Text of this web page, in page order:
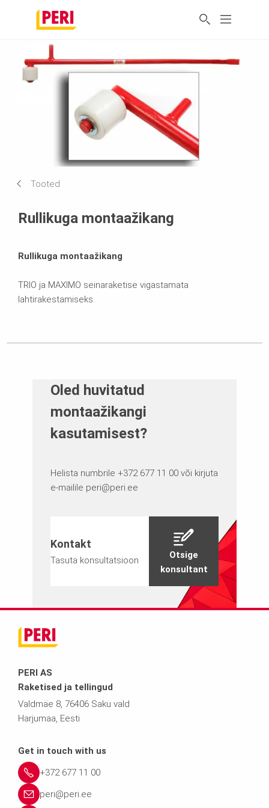
Tooted
Rullikuga montaažikang
Rullikuga montaažikang
TRIO ja MAXIMO seinaraketise vigastamata
lahtirakestamiseks.
Oled huvitatud
montaažikangi
kasutamisest?
Helista numbrile +372 677 11 00 või kirjuta
e-mailile peri@peri.ee
Kontakt
Tasuta konsultatsioon
Otsige
konsultant
PERI AS
Raketised ja tellingud
Valdmäe 8, 76406 Saku vald
Harjumaa, Eesti
Get in touch with us
+372 677 11 00
peri@peri.ee